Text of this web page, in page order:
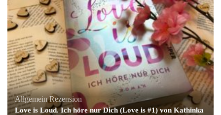
Allgemein Rezension
Love is Loud. Ich höre nur Dich (Love is #1) von Kathinka